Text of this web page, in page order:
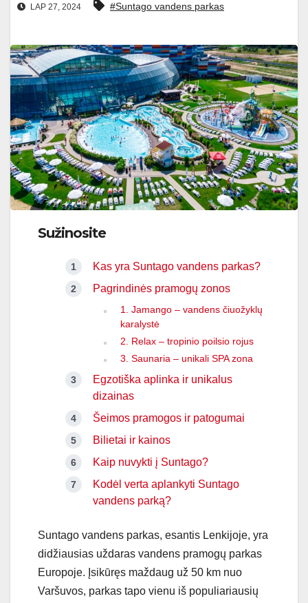
LAP 27, 2024 #Suntago vandens parkas
Sužinosite
Kas yra Suntago vandens parkas?
Pagrindinės pramogų zonos
1. Jamango – vandens čiuožyklų
karalystė
2. Relax – tropinio poilsio rojus
3. Saunaria – unikali SPA zona
Egzotiška aplinka ir unikalus
dizainas
Šeimos pramogos ir patogumai
Bilietai ir kainos
Kaip nuvykti į Suntago?
Kodėl verta aplankyti Suntago
vandens parką?
Suntago vandens parkas, esantis Lenkijoje, yra
didžiausias uždaras vandens pramogų parkas
Europoje. Įsikūręs maždaug už 50 km nuo
Varšuvos, parkas tapo vienu iš populiariausių